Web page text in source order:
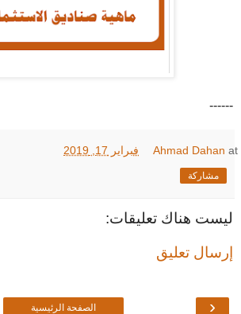
------
Ahmad Dahan at فبراير 17, 2019
مشاركة
ليست هناك تعليقات:
إرسال تعليق
‹ الصفحة الرئيسية